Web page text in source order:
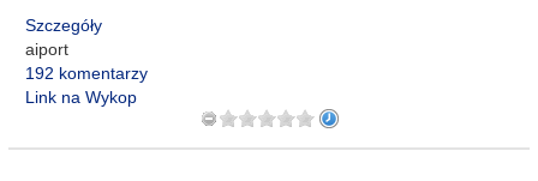
Szczegóły
aiport
192 komentarzy
Link na Wykop